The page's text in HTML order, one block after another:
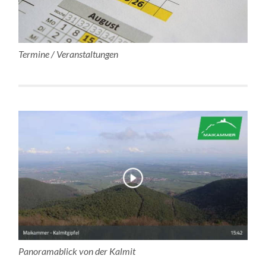
Termine / Veranstaltungen
Panoramablick von der Kalmit